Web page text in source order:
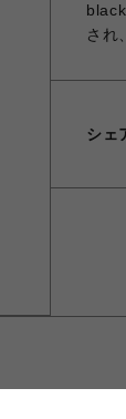
され
シェ